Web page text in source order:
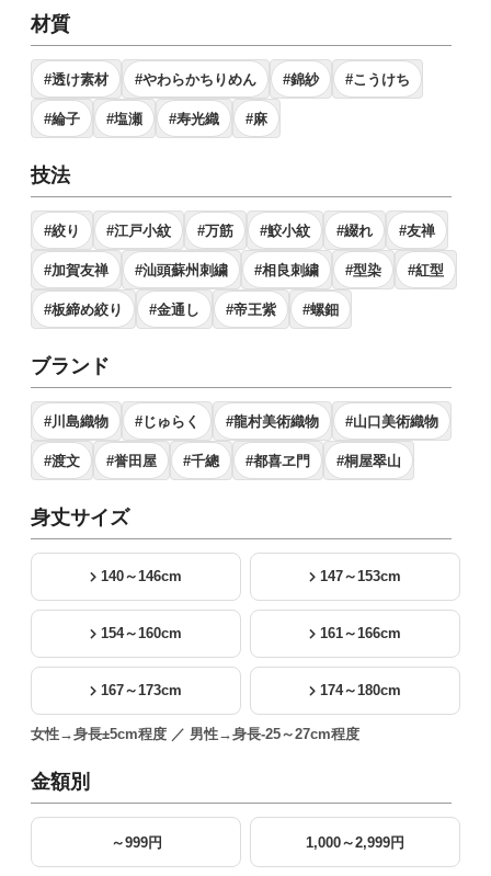
材質
#透け素材 #やわらかちりめん #錦紗 #こうけち
#綸子 #塩瀬 #寿光織 #麻
技法
#絞り #江戸小紋 #万筋 #鮫小紋 #綴れ #友禅
#加賀友禅 #汕頭蘇州刺繍 #相良刺繍 #型染 #紅型
#板締め絞り #金通し #帝王紫 #螺鈿
ブランド
#川島織物 #じゅらく #龍村美術織物 #山口美術織物
#渡文 #誉田屋 #千總 #都喜ヱ門 #桐屋翠山
身丈サイズ
140～146cm 147～153cm
154～160cm 161～166cm
167～173cm 174～180cm
女性→身長±5cm程度 ／ 男性→身長-25～27cm程度
金額別
～999円 1,000～2,999円